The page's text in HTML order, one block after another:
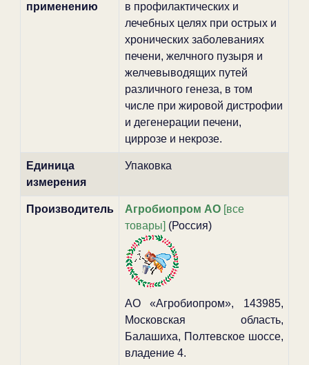
применению
в профилактических и
лечебных целях при острых и
хронических заболеваниях
печени, желчного пузыря и
желчевыводящих путей
различного генеза, в том
числе при жировой дистрофии
и дегенерации печени,
циррозе и некрозе.
Единица
измерения
Упаковка
Производитель Агробиопром АО[все
товары] (Россия)
АО «Агробиопром», 143985,
Московская область,
Балашиха, Полтевское шоссе,
владение 4.